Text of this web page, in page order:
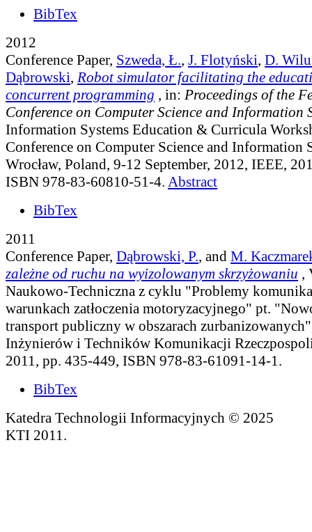
BibTex
2012
Conference Paper, Szweda, Ł., J. Flotyński, D.
Dąbrowski, Robot simulator facilitating the
concurrent programming , in: Proceedings of the
Conference on Computer Science and Information
Information Systems Education & Curricula
Conference on Computer Science and Information
Wrocław, Poland, 9-12 September, 2012, IEEE,
ISBN 978-83-60810-51-4. Abstract
BibTex
2011
Conference Paper, Dąbrowski, P., and M.
zależne od ruchu na wyizolowanym skrzyżowaniu ,
Naukowo-Techniczna z cyklu "Problemy
warunkach zatłoczenia motoryzacyjnego" pt.
transport publiczny w obszarach
Inżynierów i Techników Komunikacji
2011, pp. 435-449, ISBN 978-83-61091-14-1.
BibTex
Katedra Technologii Informacyjnych © 2025
KTI 2011.